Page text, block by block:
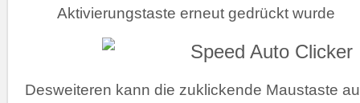
Aktivierungstaste erneut gedrückt wurde
Desweiteren kann die zuklickende Maustaste